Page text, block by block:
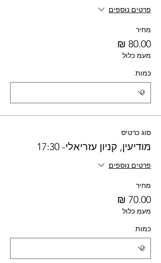
פרטים נוספים
מחיר
מעמ כלול
כמות
סוג כרטיס
מודיעין, קניון עזריאלי- 17:30
פרטים נוספים
מחיר
מעמ כלול
כמות